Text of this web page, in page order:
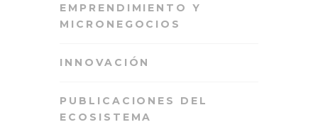
EMPRENDIMIENTO Y
MICRONEGOCIOS
INNOVACIÓN
PUBLICACIONES DEL
ECOSISTEMA